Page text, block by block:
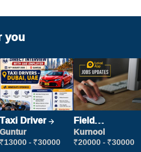
you
Taxi Driver
Guntur
₹13000 - ₹30000
Field
Marketing
Executive
Kurnool
₹20000 - ₹30000